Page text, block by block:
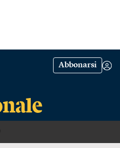
Abbonarsi